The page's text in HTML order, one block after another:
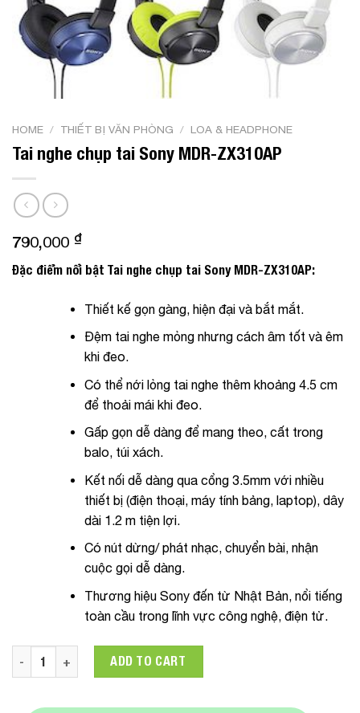
HOME / THIẾT BỊ VĂN PHÒNG / LOA & HEADPHONE
Tai nghe chụp tai Sony MDR-ZX310AP
790,000 ₫
Đặc điểm nổi bật Tai nghe chụp tai Sony MDR-ZX310AP:
Thiết kế gọn gàng, hiện đại và bắt mắt.
Đệm tai nghe mỏng nhưng cách âm tốt và êm
khi đeo.
Có thể nới lỏng tai nghe thêm khoảng 4.5 cm
để thoải mái khi đeo.
Gấp gọn dễ dàng để mang theo, cất trong
balo, túi xách.
Kết nối dễ dàng qua cổng 3.5mm với nhiều
thiết bị (điện thoại, máy tính bảng, laptop), dây
dài 1.2 m tiện lợi.
Có nút dừng/ phát nhạc, chuyển bài, nhận
cuộc gọi dễ dàng.
Thương hiệu Sony đến từ Nhật Bản, nổi tiếng
toàn cầu trong lĩnh vực công nghệ, điện tử.
Tai nghe chụp tai Sony MDR-ZX310AP quantity
ADD TO CART